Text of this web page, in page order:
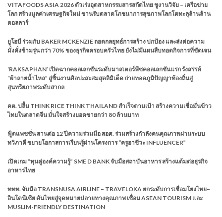
VITAFOODS ASIA 2026 ตัวเร่งอุตสาหกรรมสารสกัดไทย ชูงานวิจัย – เครือข่าย
โลก สร้างมูลค่าเศรษฐกิจใหม่ ขานรับตลาดโภชนาการสุขภาพโลกโตทะลุล้านล้าน
ดอลลาร์
ยูโอบี ร่วมกับ BAKER MCKENZIE ถอดกลยุทธ์การสร้าง ปกป้อง และส่งต่อความ
มั่งคั่งข้ามรุ่น กว่า 70% ของธุรกิจครอบครัวไทย ยังไม่มีแผนสืบทอดกิจการที่ชัดเจน
‘RAKSAPHAN’ เปิดฉากคอลเลกชันระดับมาสเตอร์พีซคอลเลกชันแรก รังสรรค์
“ผ้าลายน้ำไหล” สู่ชิ้นงานศิลปะสะสมสุดลิมิเต็ด ถ่ายทอดภูมิปัญญาท้องถิ่นสู่
สุนทรียภาพระดับสากล
คต. ปลื้ม THINK RICE THINK THAILAND สำเร็จตามเป้า สร้างความเชื่อมั่นข้าว
ไทยในตลาดจีน มั่นใจสร้างยอดขายกว่า 80 ล้านบาท
ฟู้ดแพชชั่น สานต่อ 12 ปีความร่วมมือ สอศ. ร่วมสร้างกำลังคนคุณภาพผ่านระบบ
ทวิภาคี ขยายโอกาสการเรียนรู้ผ่านโครงการ “ครูอาชีวะ INFLUENCER”
เปิดเกม “ทุนคู่องค์ความรู้” SME D BANK จับมือสถาบันอาหาร สร้างแต้มต่อธุรกิจ
อาหารไทย
ททท. จับมือ TRANSNUSA AIRLINE – TRAVELOKA ยกระดับการเชื่อมโยงไทย–
อินโดนีเซีย ดันไทยสู่จุดหมายปลายทางคุณภาพ เชื่อม ASEAN TOURISM และ
MUSLIM-FRIENDLY DESTINATION